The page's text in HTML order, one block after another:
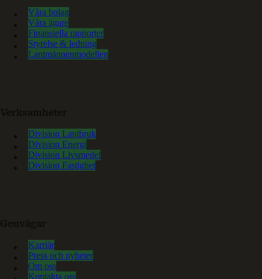
Våra bolag
Våra ägare
Finansiella rapporter
Styrelse & ledning
Lantmännenmodellen
Division Lantbruk
Division Energi
Division Livsmedel
Division Fastighet
Karriär
Press och nyheter
Om oss
Kontakta oss